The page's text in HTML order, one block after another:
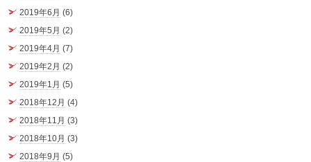
2019年6月 (6)
2019年5月 (2)
2019年4月 (7)
2019年2月 (2)
2019年1月 (5)
2018年12月 (4)
2018年11月 (3)
2018年10月 (3)
2018年9月 (5)